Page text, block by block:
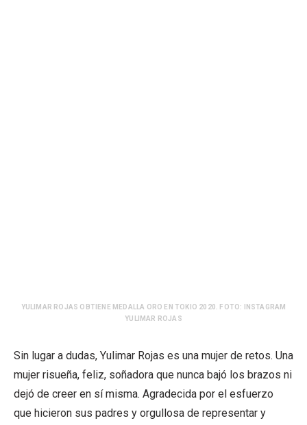
YULIMAR ROJAS OBTIENE MEDALLA ORO EN TOKIO 2020. FOTO: INSTAGRAM
YULIMAR ROJAS
Sin lugar a dudas, Yulimar Rojas es una mujer de retos. Una
mujer risueña, feliz, soñadora que nunca bajó los brazos ni
dejó de creer en sí misma. Agradecida por el esfuerzo
que hicieron sus padres y orgullosa de representar y